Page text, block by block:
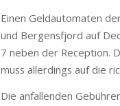
Einen Geldautomaten
und Bergensfjord auf
7 neben der Reception.
muss allerdings aufdie
Die anfallenden